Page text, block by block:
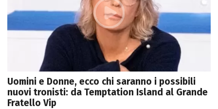
Uomini e Donne, ecco chi saranno i possibili
nuovi tronisti: da Temptation Island al Grande
Fratello Vip